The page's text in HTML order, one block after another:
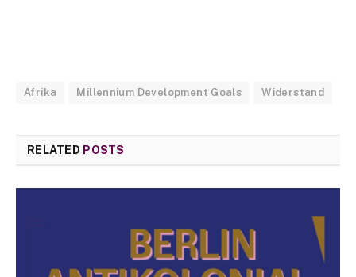
Afrika Millennium Development Goals Widerstand
RELATED POSTS